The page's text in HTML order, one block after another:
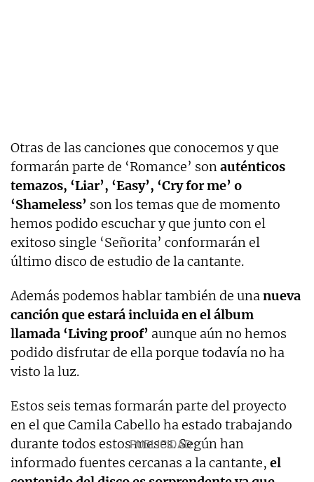
Otras de las canciones que conocemos y que
formarán parte de ‘Romance’ sonauténticos
temazos, ‘Liar’, ‘Easy’, ‘Cry for me’ o
‘Shameless’ son los temas que de momento
hemos podido escuchar y que junto con el
exitoso single ‘Señorita’ conformarán el
último disco de estudio de la cantante.
Además podemos hablar también de unanueva
canción que estará incluida en el álbum
llamada ‘Living proof’ aunque aún no hemos
podido disfrutar de ella porque todavía no ha
visto la luz.
Estos seis temas formarán parte del proyecto
en el que Camila Cabello ha estado trabajando
durante todos estos meses. Según han
informado fuentes cercanas a la cantante, el